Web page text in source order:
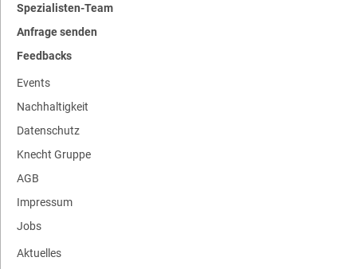
Spezialisten-Team
Anfrage senden
Feedbacks
Events
Nachhaltigkeit
Datenschutz
Knecht Gruppe
AGB
Impressum
Jobs
Aktuelles